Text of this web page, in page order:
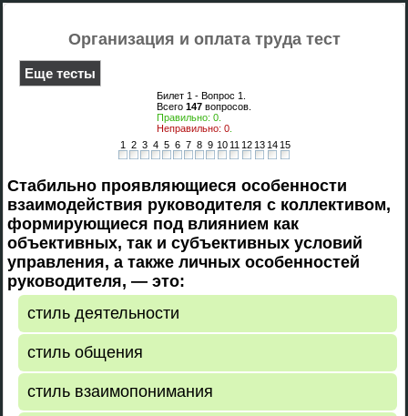
Организация и оплата труда тест
Еще тесты
Билет 1 - Вопрос 1
Всего 147 вопросов.
Правильно: 0
Неправильно: 0
1
2 3 4 5 6 7 8 9 10 11 12 13 14 15
Стабильно проявляющиеся особенности
взаимодействия руководителя с коллективом,
формирующиеся под влиянием как
объективных, так и субъективных условий
управления, а также личных особенностей
руководителя, — это:
стиль деятельности
стиль общения
стиль взаимопонимания